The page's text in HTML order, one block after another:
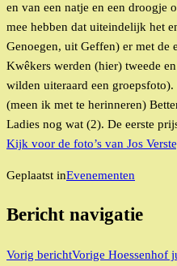
en van een natje en een droogje
mee hebben dat uiteindelijk het
Genoegen, uit Geffen) er met de
Kwêkers werden (hier) tweede
wilden uiteraard een
(meen ik met te herinneren)
Ladies nog wat (2). De eerste
Kijk voor de foto’s van Jos
Geplaatst inEvenementen
Bericht navigatie
Vorig berichtVorige Hoessenhof